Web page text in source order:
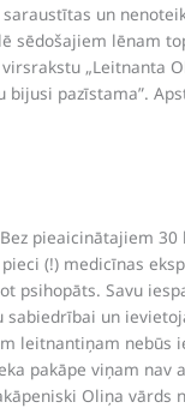
un
sēdošajiem lēnam
„Leitnanta
pazīstama”.
pieaicinātajiem
(!) medicīnas
psihopāts. Savu
un
leitnantiņam nebūs
pakāpe viņam
Oliņa